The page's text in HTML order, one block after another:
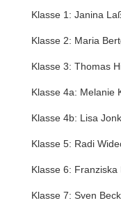
Klasse 1: Janina
Klasse 2: Maria
Klasse 3: Thomas
Klasse 4a: Melanie
Klasse 4b: Lisa
Klasse 5: Radi
Klasse 6:
Klasse 7: Sven